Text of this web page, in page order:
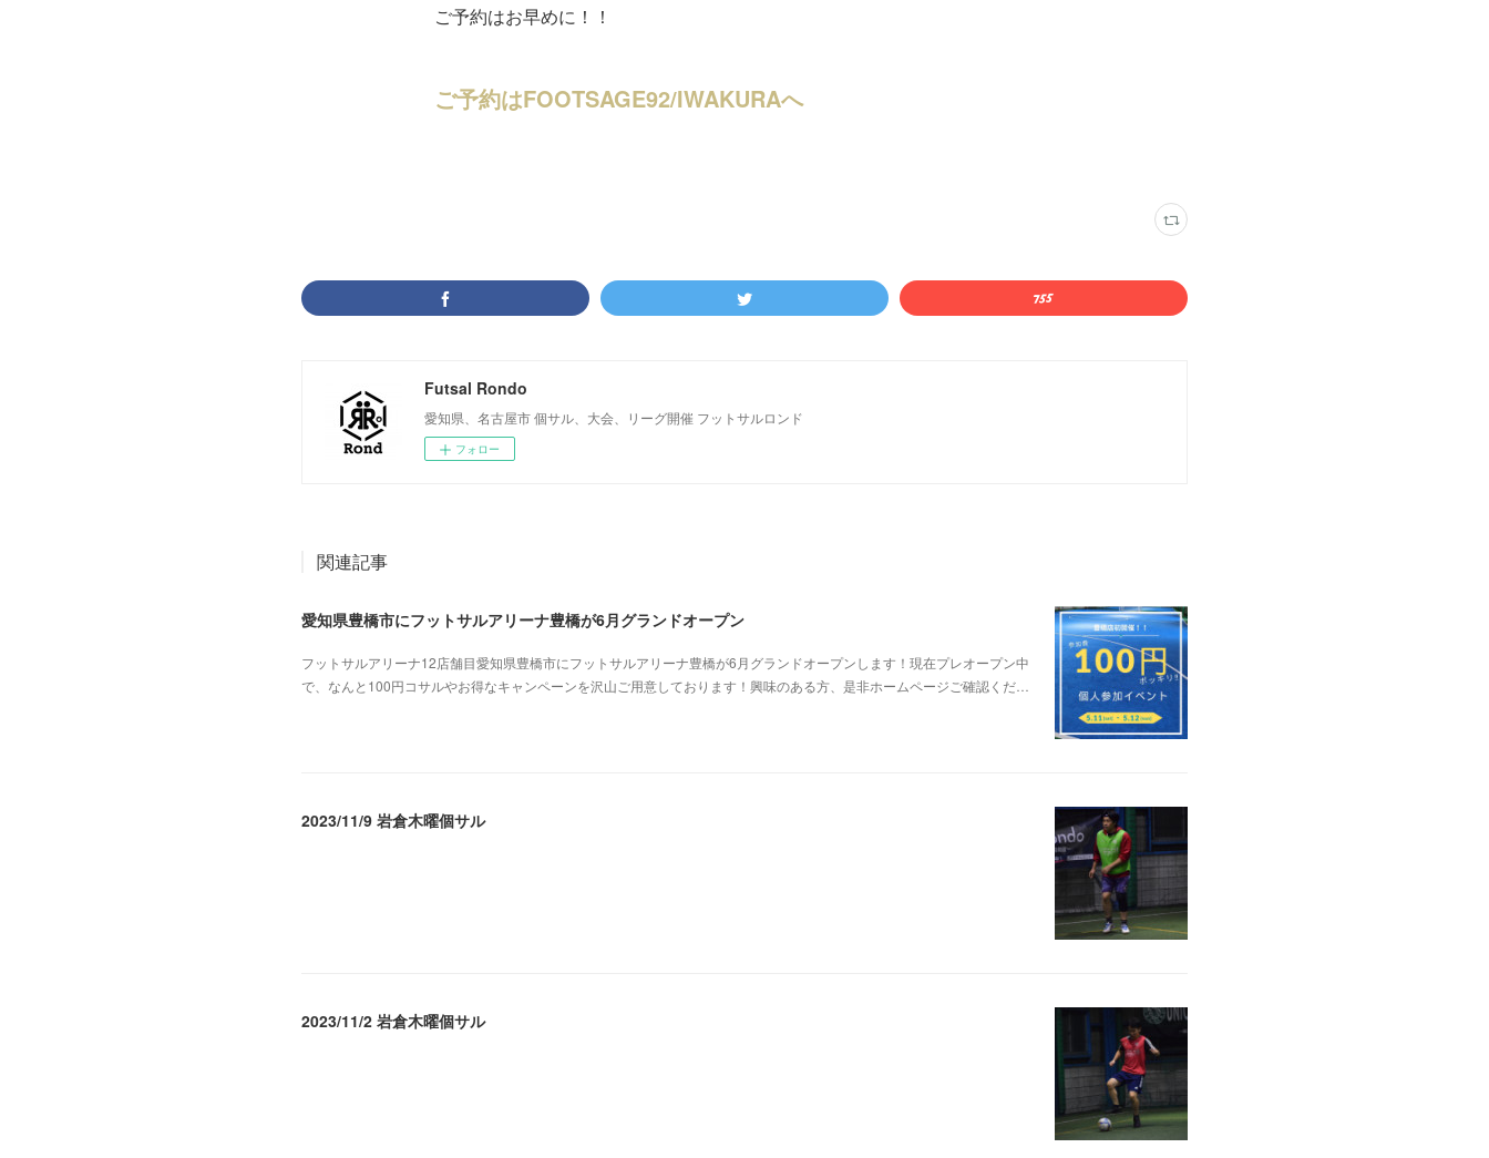
ご予約はお早めに！！
ご予約はFOOTSAGE92/IWAKURAへ
Futsal Rondo
愛知県、名古屋市 個サル、大会、リーグ開催 フットサルロンド
フォロー
関連記事
愛知県豊橋市にフットサルアリーナ豊橋が6月グランドオープン
フットサルアリーナ12店舗目愛知県豊橋市にフットサルアリーナ豊橋が6月グランドオープンします！現在プレオープン中
で、なんと100円コサルやお得なキャンペーンを沢山ご用意しております！興味のある方、是非ホームページご確認くだ…
2023/11/9 岩倉木曜個サル
2023/11/2 岩倉木曜個サル